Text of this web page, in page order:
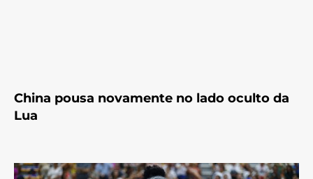
China pousa novamente no lado oculto da
Lua